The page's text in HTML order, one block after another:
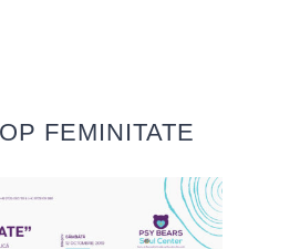
FEMINITATE